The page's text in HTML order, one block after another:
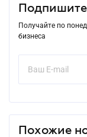
Получайте по
бизнеса
Похожие